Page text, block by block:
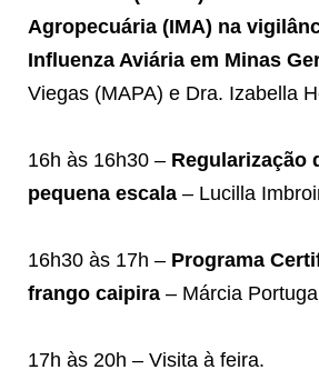
Agropecuária (IMA) na
Influenza Aviária em Minas
Viegas (MAPA) e Dra. Izabella
16h às 16h30 – Regularização
pequena escala – Lucilla
16h30 às 17h – Programa
frango caipira – Márcia
17h às 20h – Visita à feira.